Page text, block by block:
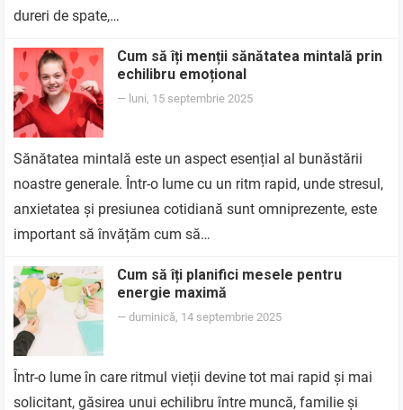
dureri de spate,…
Cum să îți menții sănătatea mintală prin
echilibru emoțional
— luni, 15 septembrie 2025
Sănătatea mintală este un aspect esențial al bunăstării
noastre generale. Într-o lume cu un ritm rapid, unde stresul,
anxietatea și presiunea cotidiană sunt omniprezente, este
important să învățăm cum să…
Cum să îți planifici mesele pentru
energie maximă
—duminică, 14 septembrie 2025
Într-o lume în care ritmul vieții devine tot mai rapid și mai
solicitant, găsirea unui echilibru între muncă, familie și